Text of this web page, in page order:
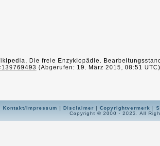
Die freie Enzyklopädie.
(Abgerufen: 19. März 2015, 08:51 UTC)
Kontakt/Impressum | Disclaimer | Copyrightvermerk |
Copyright © 2000 - 2023. All